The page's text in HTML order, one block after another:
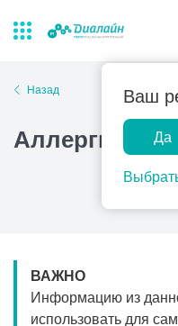
Ваш
Да
Лаборатории
Закрыть поиск
Популярные запросы
Прием гинеколога
Прием
Прием
Назад
Аллергия на
ВАЖНО
Информацию из
использовать для